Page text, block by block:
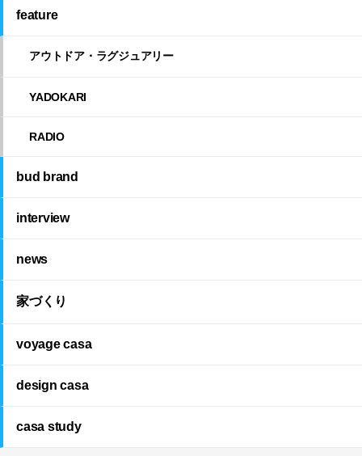
feature
アウトドア・ラグジュアリー
YADOKARI
RADIO
bud brand
interview
news
家づくり
voyage casa
design casa
casa study